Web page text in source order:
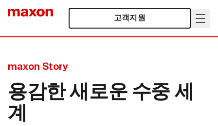
고객지원
maxon Story
용감한 새로운 수중 세
계